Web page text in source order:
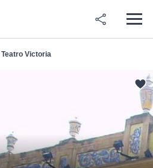
Teatro Victoria